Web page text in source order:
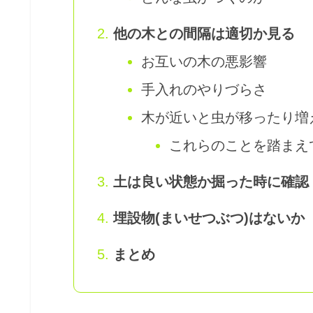
他の木との間隔は適切か見る
お互いの木の悪影響
手入れのやりづらさ
木が近いと虫が移ったり増
これらのことを踏まえ
土は良い状態か掘った時に確認
埋設物(まいせつぶつ)はないか
まとめ